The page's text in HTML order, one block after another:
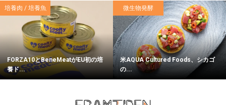
培養肉 / 培養魚
FORZA10とBeneMeatがEU初の培
養ド...
微生物発酵
米AQUA Cultured Foods、シカゴ
の...